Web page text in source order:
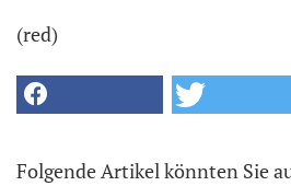
(red)
Folgende Artikel könnten Sie